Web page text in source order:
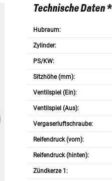
Technische Daten *
Hubraum:
Zylinder:
PS/KW:
Sitzhöhe (mm):
Ventilspiel (Ein):
Ventilspiel (Aus):
Vergaserluftschraube:
Reifendruck (vorn):
Reifendruck (hinten):
Zündkerze 1: